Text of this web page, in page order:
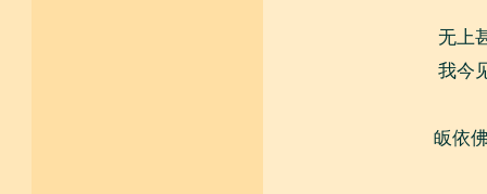
无上
我今
皈依